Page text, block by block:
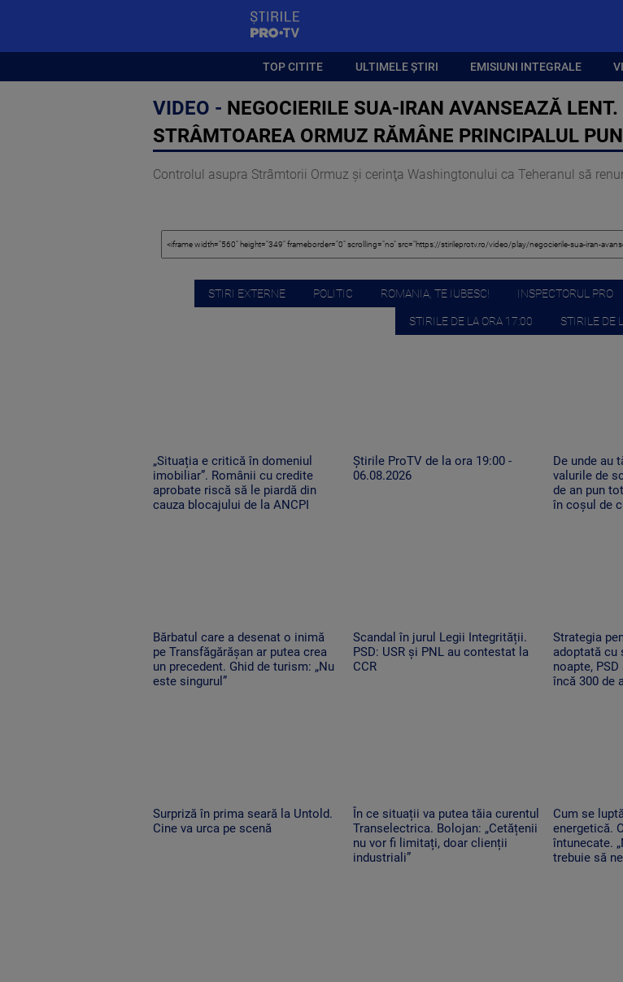
TOP CITITE ULTIMELE ȘTIRI EMISIUNI INTEGRALE
VIDEO - NEGOCIERILE SUA-IRAN AVANSEAZĂ
STRÂMTOAREA ORMUZ RĂMÂNE PRINCIPALUL
Controlul asupra Strâmtorii Ormuz şi cerinţa Washingtonului ca Teheranul să
STIRI EXTERNE POLITIC ROMANIA, TE IUBESC! INSPECTORUL PRO
STIRILE DE LA ORA 17:00 STIRILE DE
„Situația e critică în domeniul
imobiliar”. Românii cu credite
aprobate riscă să le piardă din
cauza blocajului de la ANCPI
Știrile ProTV de la ora 19:00 -
06.08.2026
De unde au
valurile de
de an pun
în coșul de
Bărbatul care a desenat o inimă
pe Transfăgărășan ar putea crea
un precedent. Ghid de turism: „Nu
este singurul”
Scandal în jurul Legii Integrității.
PSD: USR și PNL au contestat la
CCR
Strategia
adoptată cu
noapte,
încă 300 de
Surpriză în prima seară la Untold.
Cine va urca pe scenă
În ce situații va putea tăia curentul
Transelectrica. Bolojan: „Cetățenii
nu vor fi limitați, doar clienții
industriali”
Cum se
energetică.
întunecate.
trebuie să